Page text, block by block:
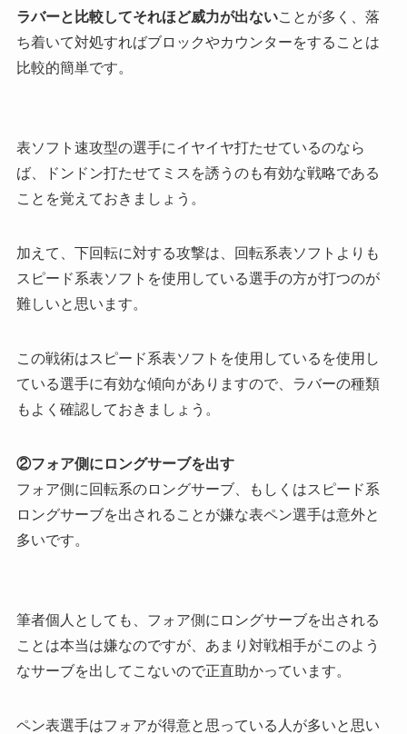
ラバーと比較してそれほど威力が出ないことが多く、落
ち着いて対処すればブロックやカウンターをすることは
比較的簡単です。
表ソフト速攻型の選手にイヤイヤ打たせているのなら
ば、ドンドン打たせてミスを誘うのも有効な戦略である
ことを覚えておきましょう。
加えて、下回転に対する攻撃は、回転系表ソフトよりも
スピード系表ソフトを使用している選手の方が打つのが
難しいと思います。
この戦術はスピード系表ソフトを使用しているを使用し
ている選手に有効な傾向がありますので、ラバーの種類
もよく確認しておきましょう。
②フォア側にロングサーブを出す
フォア側に回転系のロングサーブ、もしくはスピード系
ロングサーブを出されることが嫌な表ペン選手は意外と
多いです。
筆者個人としても、フォア側にロングサーブを出される
ことは本当は嫌なのですが、あまり対戦相手がこのよう
なサーブを出してこないので正直助かっています。
ペン表選手はフォアが得意と思っている人が多いと思い